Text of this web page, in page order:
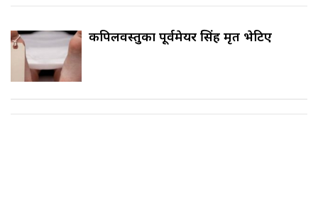
कपिलवस्तुका पूर्वमेयर सिंह मृत भेटिए